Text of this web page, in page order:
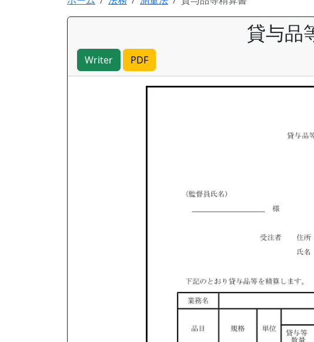
貸与品
Writer PDF